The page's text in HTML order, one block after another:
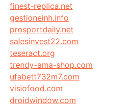
finest-replica.net
gestioneinh.info
prosportdaily.net
salesinvest22.com
teseract.org
trendy-ama-shop.com
ufabett732m7.com
visiofood.com
droidwindow.com